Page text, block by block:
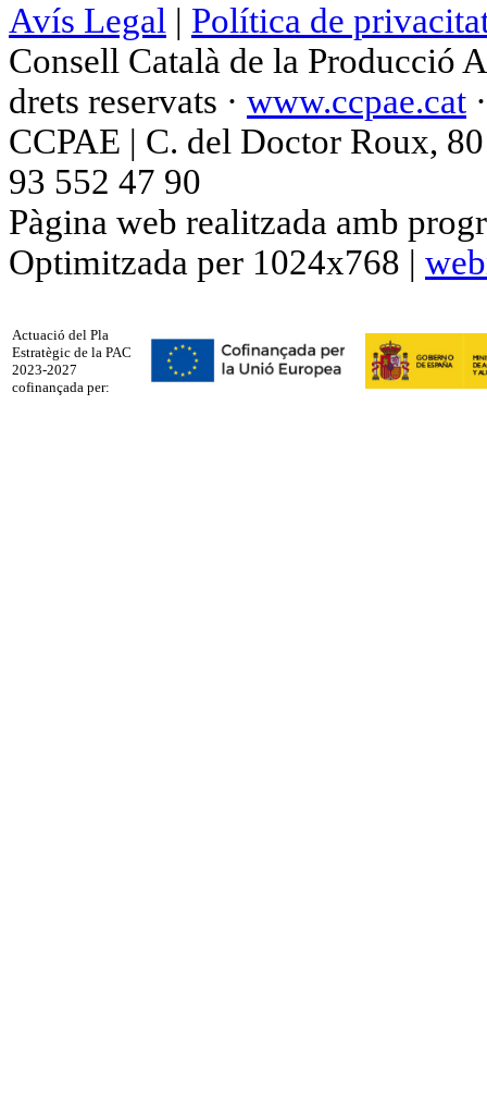
Avís Legal | Política de
Consell Català de la Producció
drets reservats · www.ccpae.cat
CCPAE | C. del Doctor Roux,
93 552 47 90
Pàgina web realitzada amb
Optimitzada per 1024x768 |
Actuació del Pla
Estratègic de la PAC
2023-2027
cofinançada per: